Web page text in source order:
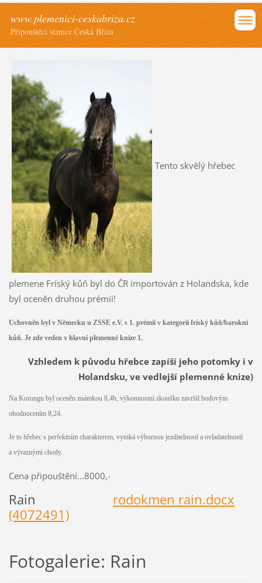
www.plemenici-ceskabriza.cz
Připouštěcí stanice Česká Bříza
Tento skvělý hřebec
plemene Fríský kůň byl do ČR importován z Holandska, kde
byl oceněn druhou prémií!
Uchovněn byl v Německu u ZSSE e.V. s 1. prémií v kategorii fríský kůň/barokní
kůň. Je zde veden v hlavní plemenné knize 1.
Vzhledem k původu hřebce zapíší jeho potomky i v
Holandsku, ve vedlejší plemenné knize)
Na Korungu byl oceněn známkou 8,4b, výkonnostní zkoušku završil bodovým
ohodnocením 8,24.
Je to hřebec s perfektním charakterem, vyniká výbornou jezditelností a ovladatelností
a výraznými chody.
Cena připouštění...8000,-
Rain rodokmen rain.docx
(4072491)
Fotogalerie: Rain